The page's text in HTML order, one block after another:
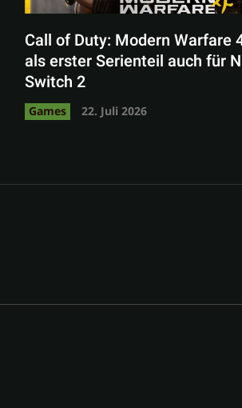
Call of Duty: Modern Warfare
als erster Serienteil auch für
Switch 2
Games 22. Juli 2026